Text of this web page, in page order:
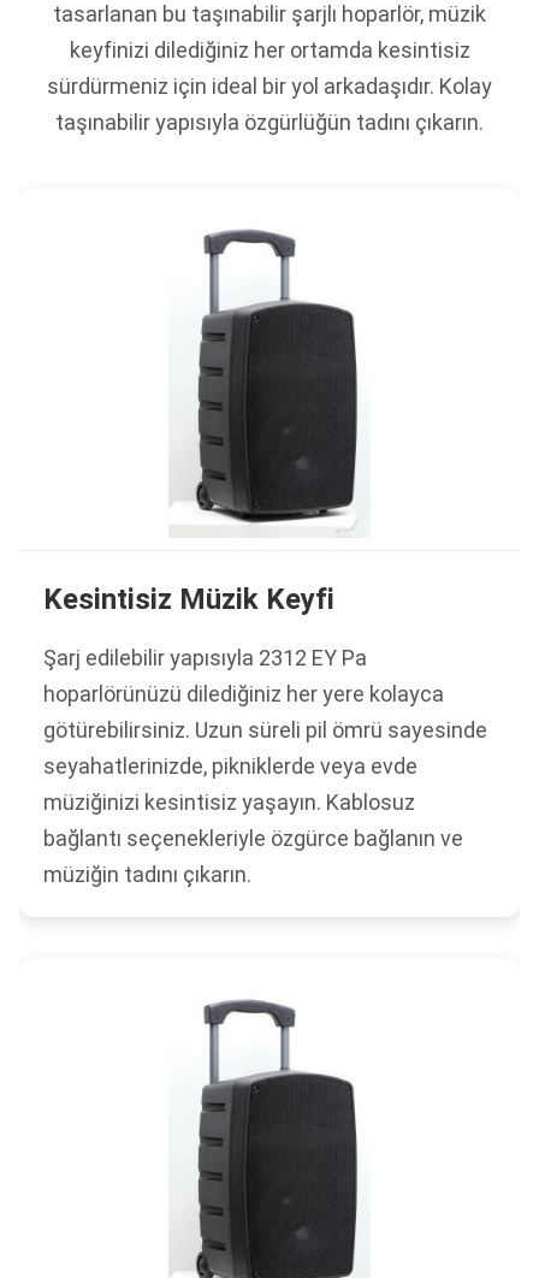
tasarlanan bu taşınabilir şarjlı hoparlör, müzik
keyfinizi dilediğiniz her ortamda kesintisiz
sürdürmeniz için ideal bir yol arkadaşıdır. Kolay
taşınabilir yapısıyla özgürlüğün tadını çıkarın.
Kesintisiz Müzik Keyfi
Şarj edilebilir yapısıyla 2312 EY Pa
hoparlörünüzü dilediğiniz her yere kolayca
götürebilirsiniz. Uzun süreli pil ömrü sayesinde
seyahatlerinizde, pikniklerde veya evde
müziğinizi kesintisiz yaşayın. Kablosuz
bağlantı seçenekleriyle özgürce bağlanın ve
müziğin tadını çıkarın.